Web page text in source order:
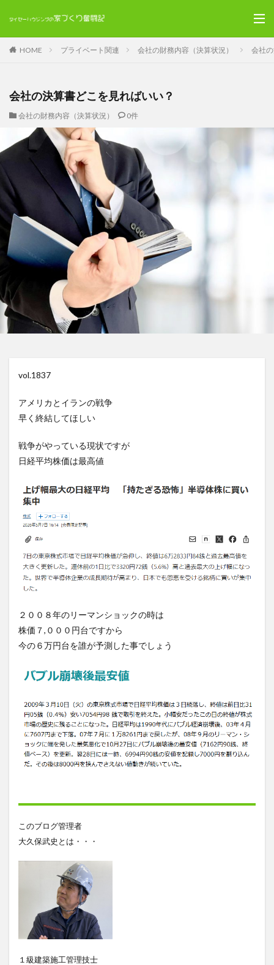
HOME プライベート関連 会社の財務内容（決算状況） 会社
会社の決算書どこを見ればいい？
会社の財務内容（決算状況） 0件
vol.1837
アメリカとイランの戦争
早く終結してほしい
戦争がやっている現状ですが
日経平均株価は最高値
２００８年のリーマンショックの時は
株価７,０００円台ですから
今の６万円台を誰が予測した事でしょう
このブログ管理者
大久保武史とは・・・
１級建築施工管理技士